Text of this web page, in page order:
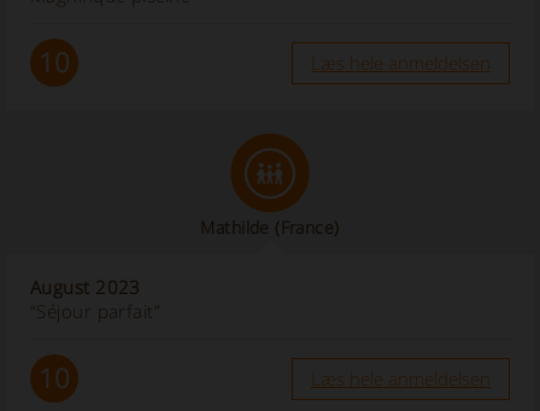
10 Læs hele anmeldelsen
Mathilde (France)
August 2023
“Séjour parfait”
10 Læs hele anmeldelsen